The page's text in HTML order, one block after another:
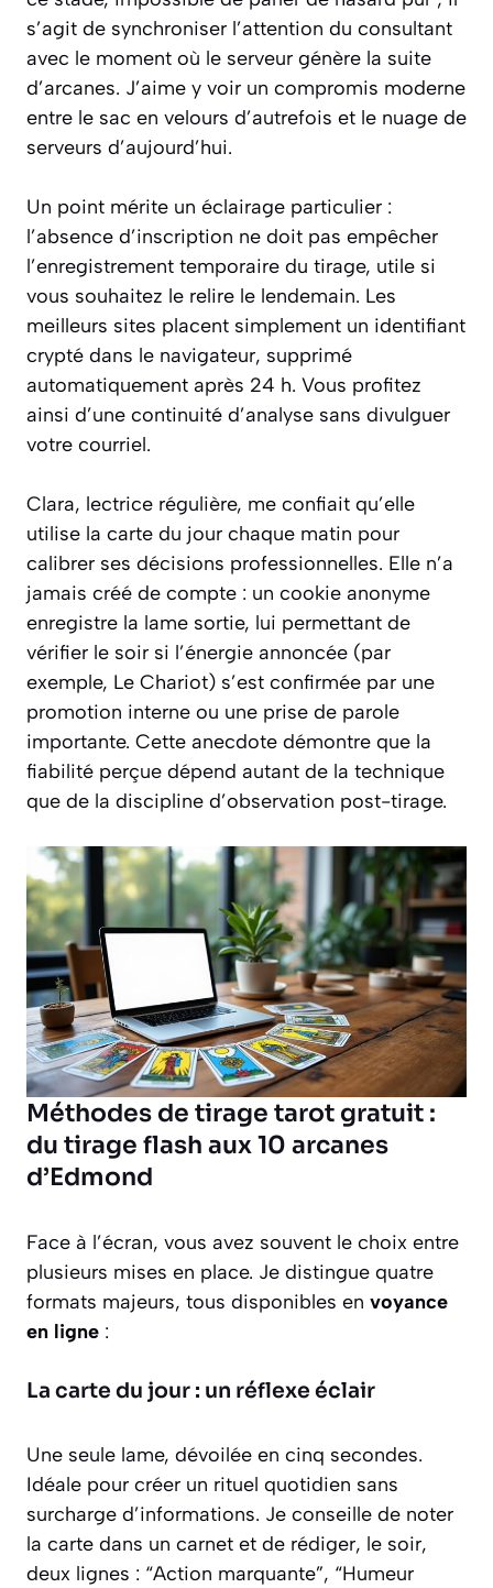
s’agit de synchroniser l’attention du consultant
avec le moment où le serveur génère la suite
d’arcanes. J’aime y voir un compromis moderne
entre le sac en velours d’autrefois et le nuage de
serveurs d’aujourd’hui.
Un point mérite un éclairage particulier :
l’absence d’inscription ne doit pas empêcher
l’enregistrement temporaire du tirage, utile si
vous souhaitez le relire le lendemain. Les
meilleurs sites placent simplement un identifiant
crypté dans le navigateur, supprimé
automatiquement après 24 h. Vous profitez
ainsi d’une continuité d’analyse sans divulguer
votre courriel.
Clara, lectrice régulière, me confiait qu’elle
utilise la carte du jour chaque matin pour
calibrer ses décisions professionnelles. Elle n’a
jamais créé de compte : un cookie anonyme
enregistre la lame sortie, lui permettant de
vérifier le soir si l’énergie annoncée (par
exemple, Le Chariot) s’est confirmée par une
promotion interne ou une prise de parole
importante. Cette anecdote démontre que la
fiabilité perçue dépend autant de la technique
que de la discipline d’observation post-tirage.
Méthodes de tirage tarot gratuit :
du tirage flash aux 10 arcanes
d’Edmond
Face à l’écran, vous avez souvent le choix entre
plusieurs mises en place. Je distingue quatre
formats majeurs, tous disponibles en voyance
en ligne :
La carte du jour : un réflexe éclair
Une seule lame, dévoilée en cinq secondes.
Idéale pour créer un rituel quotidien sans
surcharge d’informations. Je conseille de noter
la carte dans un carnet et de rédiger, le soir,
deux lignes : “Action marquante”, “Humeur